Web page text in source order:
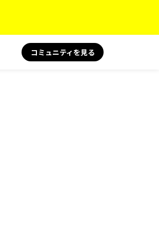
コミュニティを見る